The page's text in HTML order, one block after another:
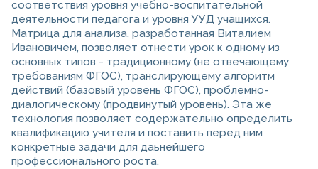
соответствия уровня учебно-воспитательной
деятельности педагога и уровня УУД учащихся.
Матрица для анализа, разработанная Виталием
Ивановичем, позволяет отнести урок к одному из
основных типов - традиционному (не отвечающему
требованиям ФГОС), транслирующему алгоритм
действий (базовый уровень ФГОС), проблемно-
диалогическому (продвинутый уровень). Эта же
технология позволяет содержательно определить
квалификацию учителя и поставить перед ним
конкретные задачи для даьнейшего
профессионального роста.